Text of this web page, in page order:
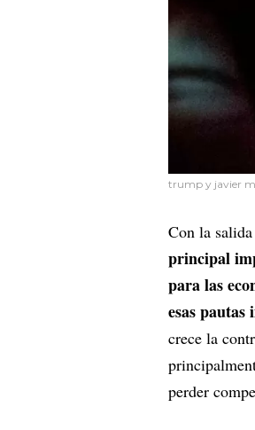
trump y javier
Con la
principal
para las
esas
crece la
perder